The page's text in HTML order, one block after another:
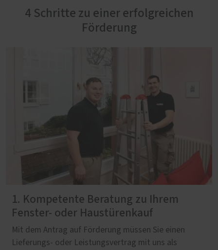
4 Schritte zu einer erfolgreichen
Förderung
1. Kompetente Beratung zu Ihrem
Fenster- oder Haustürenkauf
Mit dem Antrag auf Förderung müssen Sie einen
Lieferungs- oder Leistungsvertrag mit uns als